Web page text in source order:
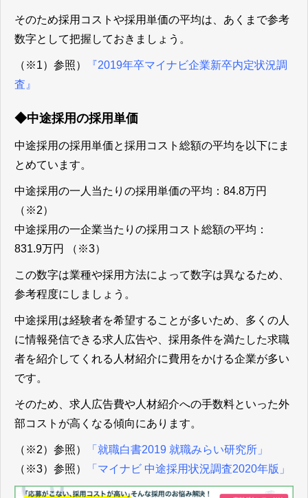
そのため採用コストや採用単価の平均は、あくまで参考
数字として把握しておきましょう。
（※1）参照）
『2019年卒マイナビ企業新卒内定状況調
査』
◆中途採用の採用単価
中途採用の採用単価と採用コスト総額の平均を以下にま
とめています。
中途採用の一人当たりの採用単価の平均：84.8万円
（※2）
中途採用の一企業当たりの採用コスト総額の平均：
831.9万円 （※3）
この数字は業種や採用方法によって数字は異なるため、
参考程度にしましょう。
中途採用は経験者を希望することが多いため、多くの人
に情報発信できる求人広告や、採用条件を満たした求職
者を紹介してくれる人材紹介に費用をかける企業が多い
です。
そのため、求人広告費や人材紹介への手数料といった外
部コストが高くなる傾向にあります。
（※2）参照）
「就職白書2019 就職みらい研究所」
（※3）参照）
「マイナビ 中途採⽤状況調査2020年版」